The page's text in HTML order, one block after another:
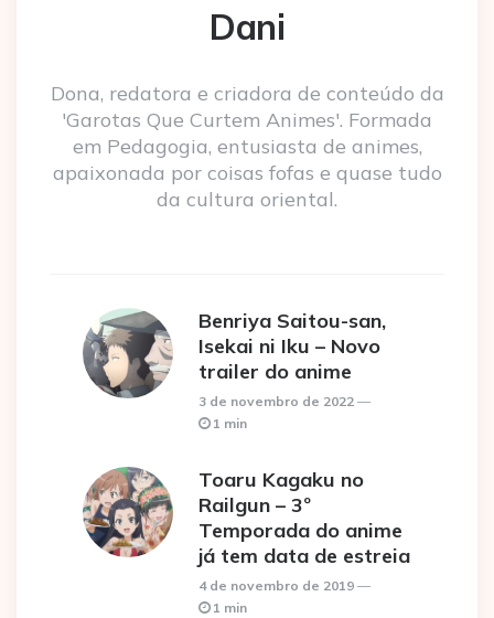
Dani
Dona, redatora e criadora de conteúdo da
'Garotas Que Curtem Animes'. Formada
em Pedagogia, entusiasta de animes,
apaixonada por coisas fofas e quase tudo
da cultura oriental.
Benriya Saitou-san,
Isekai ni Iku – Novo
trailer do anime
3 de novembro de 2022
1 min
Toaru Kagaku no
Railgun – 3º
Temporada do anime
já tem data de estreia
4 de novembro de 2019
1 min